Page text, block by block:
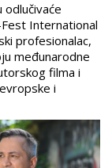
International
profesionalac,
međunarodne
filma i
i